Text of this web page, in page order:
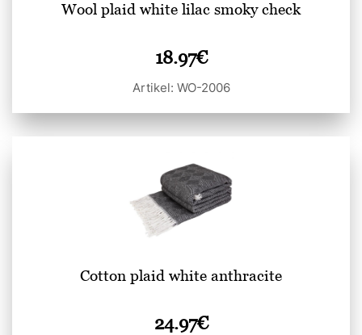
Wool plaid white lilac smoky check
18.97€
Artikel: WO-2006
Cotton plaid white anthracite
24.97€